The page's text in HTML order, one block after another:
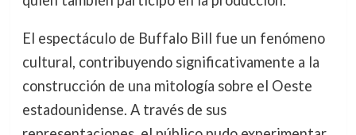
El espectáculo de Buffalo Bill fue un fenómeno
cultural, contribuyendo significativamente a la
construcción de una mitología sobre el Oeste
estadounidense. A través de sus